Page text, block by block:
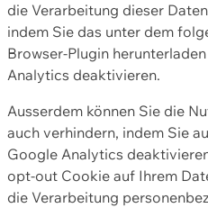
die Verarbeitung dieser
indem Sie das unter dem
Browser-Plugin
Analytics deaktivieren.
Ausserdem können Sie die
auch verhindern, indem Sie
Google Analytics
opt-out Cookie auf Ihrem
die Verarbeitung